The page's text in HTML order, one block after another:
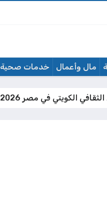
مال وأعمال خدمات صحية
الكويتي في مصر 2026